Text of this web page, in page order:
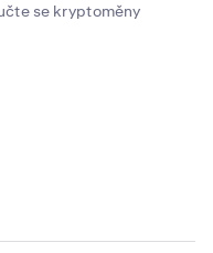
se kryptoměny